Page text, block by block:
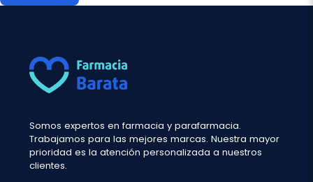
Somos expertos en farmacia y parafarmacia.
Trabajamos para las mejores marcas. Nuestra mayor
prioridad es la atención personalizada a nuestros
clientes.